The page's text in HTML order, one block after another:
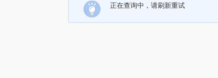
正在查询中，请刷新重试